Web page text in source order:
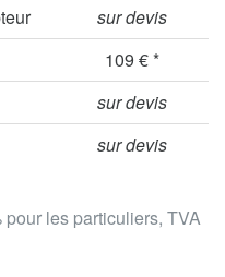
pour les particuliers, TVA
sur devis
109 € *
sur devis
sur devis